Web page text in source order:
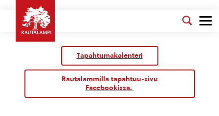
Tapahtumakalenteri
Rautalammilla tapahtuu-sivu
Facebookissa.